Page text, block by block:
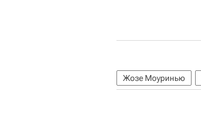
Жозе Моуринью